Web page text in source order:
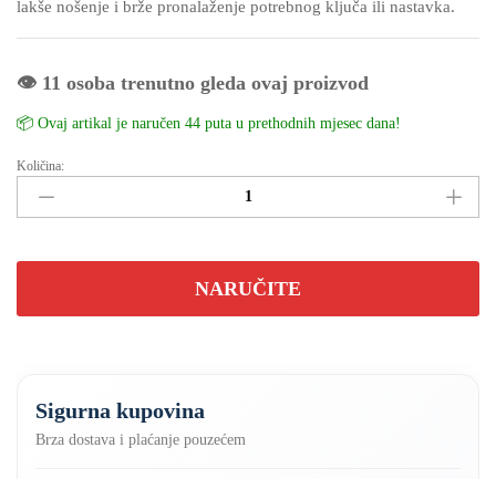
lakše nošenje i brže pronalaženje potrebnog ključa ili nastavka.
👁️ 11 osoba trenutno gleda ovaj proizvod
📦 Ovaj artikal je naručen 44 puta u prethodnih mjesec dana!
Set
ključeva
sa
+
(8–
Količina:
NARUČITE
Sigurna kupovina
Brza dostava i plaćanje pouzećem